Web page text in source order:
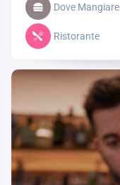
Dove Mangiare
Ristorante